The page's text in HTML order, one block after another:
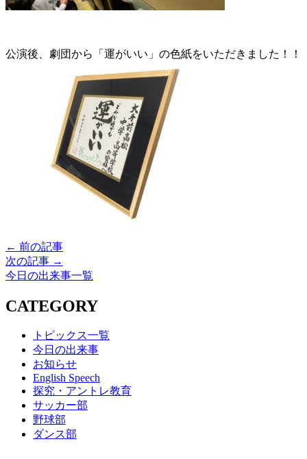
公演後、劇団から「運がいい」の色紙をいただきました！！
← 前の記事
次の記事 →
今日の出来事一覧
CATEGORY
トピックス一覧
今日の出来事
お知らせ
English Speech
探究・アントレ教育
サッカー部
野球部
ダンス部